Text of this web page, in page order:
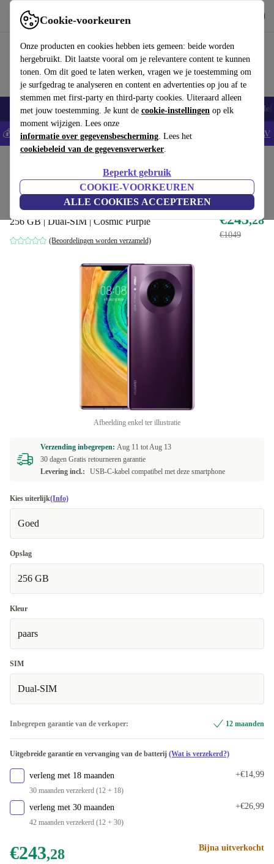
Cookie-voorkeuren
Onze producten en cookies hebben iets gemeen: beide worden
hergebruikt. Dit laatste vooral om je relevantere content te kunnen
tonen. Om dit goed te laten werken, vragen we je toestemming om
je surfgedrag te analyseren en content en advertenties op jou af te
stemmen met first-party en third-party cookies. Uiteraard alleen
met jouw toestemming. Je kunt de cookie-instellingen op elk
moment wijzigen. Lees onze
informatie over gegevensbescherming. Lees het
cookiebeleid van de gegevensverwerker.
Beperkt gebruik
COOKIE-VOORKEUREN
ALLE COOKIES ACCEPTEREN
Gebruik refurbed snel en eenvoudig
Smartphones Laptops Tablets Smartwatches Accessoires
💰Bespaar 5% EXTRA op alle iPhones - Code: IPHONEDEAL - AV
Beste aanbieding
Huawei Mate 30 Pro
256 GB | Dual-SIM | Cosmic Purple
(Beoordelingen worden verzameld)
€243,28
€1049
Afbeelding enkel ter illustratie
Verzending inbegrepen: Aug 11 totAug 13
30 dagen Gratis retourneren garantie
Levering incl.:
USB-C-kabel compatibel met deze smartphone
Kies uiterlijk(Info)
Goed
Opslag
256 GB
Kleur
paars
SIM
Dual-SIM
Inbegrepen garantie van de verkoper: 12 maanden
Uitgebreide garantie en vervanging van de batterij (Wat is verzekerd?)
verleng met 18 maanden
30 maanden verzekerd (12 + 18)
+€14,99
verleng met 30 maanden
42 maanden verzekerd (12 + 30)
+€26,99
€243,28 Bijna uitverkocht